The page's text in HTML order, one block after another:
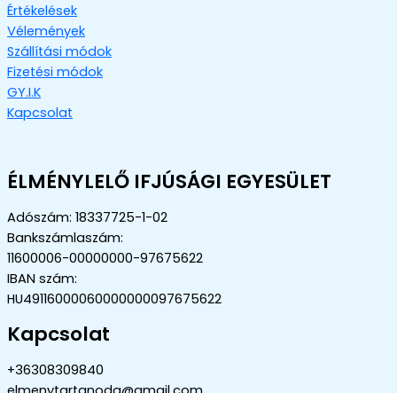
Értékelések
Vélemények
Szállítási módok
Fizetési módok
GY.I.K
Kapcsolat
ÉLMÉNYLELŐ IFJÚSÁGI EGYESÜLET
Adószám: 18337725-1-02
Bankszámlaszám:
11600006-00000000-97675622
IBAN szám:
HU49116000060000000097675622
Kapcsolat
+36308309840